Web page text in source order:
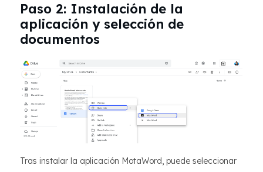
Paso 2: Instalación de la
aplicación y selección de
documentos
Tras instalar la aplicación MotaWord, puede seleccionar